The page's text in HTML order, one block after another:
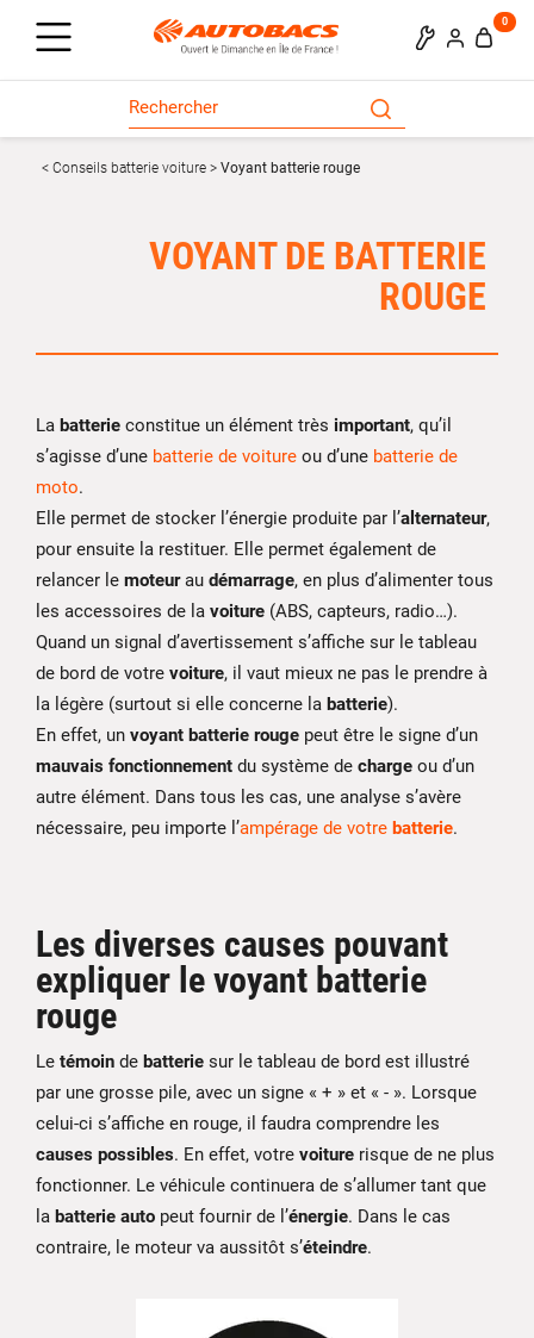
0
Conseils batterie voiture Voyant batterie rouge
VOYANT DE BATTERIE
ROUGE
La batterie constitue un élément très important, qu’il
s’agisse d’une batterie de voiture ou d’une batterie de
moto.
Elle permet de stocker l’énergie produite par l’alternateur,
pour ensuite la restituer. Elle permet également de
relancer le moteurau démarrage, en plus d’alimenter tous
les accessoires de la voiture (ABS, capteurs, radio…).
Quand un signal d’avertissement s’affiche sur le tableau
de bord de votre voiture, il vaut mieux ne pas le prendre à
la légère (surtout si elle concerne la batterie).
En effet, un voyant batterie rouge peut être le signe d’un
mauvais fonctionnement du système de charge ou d’un
autre élément. Dans tous les cas, une analyse s’avère
nécessaire, peu importe l’ampérage de votre batterie.
Les diverses causes pouvant
expliquer le voyant batterie
rouge
Le témoin de batterie sur le tableau de bord est illustré
par une grosse pile, avec un signe « + » et « - ». Lorsque
celui-ci s’affiche en rouge, il faudra comprendre les
causes possibles. En effet, votre voiture risque de ne plus
fonctionner. Le véhicule continuera de s’allumer tant que
la batterie auto peut fournir de l’énergie. Dans le cas
contraire, le moteur va aussitôt s’éteindre.